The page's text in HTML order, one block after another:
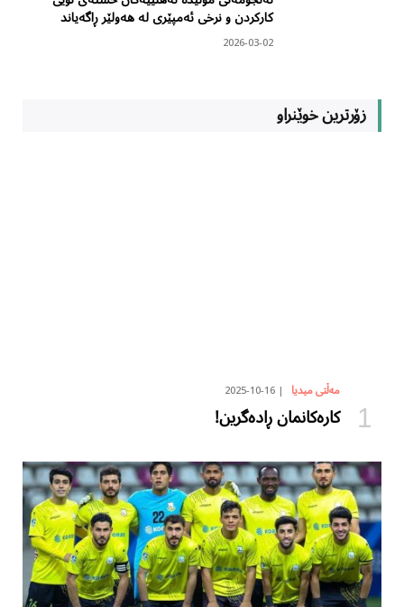
کارکردن و نرخی ئەمپێری لە هەولێر ڕاگەیاند
2026-03-02
زۆرترین خوێنراو
مەڵتی میدیا 2025-10-16
کارەکانمان ڕادەگرین!